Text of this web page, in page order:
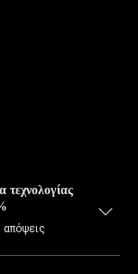
τεχνολογίας
απόψεις